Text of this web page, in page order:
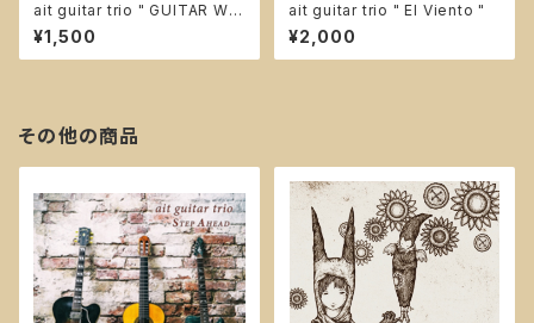
ait guitar trio " GUITAR WO
RKS " -the music of stevie
wonder-
¥1,500
ait guitar trio " El Viento "
¥2,000
その他の商品